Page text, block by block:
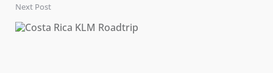
Next Post